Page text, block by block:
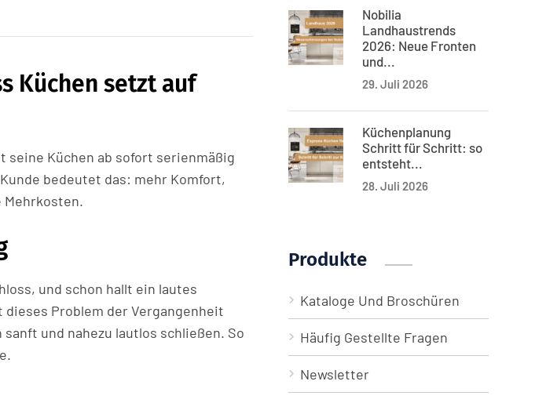
Küchen setzt auf
seine Küchen ab sofort serienmäßig
bedeutet das: mehr Komfort,
Mehrkosten.
und schon hallt ein lautes
dieses Problem der Vergangenheit
und nahezu lautlos schließen. So
Nobilia
Landhaustrends
2026: Neue Fronten
und...
29. Juli 2026
Küchenplanung
Schritt für Schritt: so
entsteht...
28. Juli 2026
Produkte
Kataloge Und Broschüren
Häufig Gestellte Fragen
Newsletter